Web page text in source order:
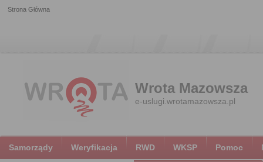
Strona Główna
Wrota Mazowsza
e-uslugi.wrotamazowsza.pl
Samorządy Weryfikacja RWD WKSP Pomoc